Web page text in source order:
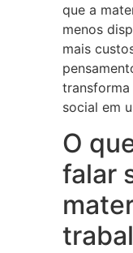
que a
menos
mais
social em
O
falar